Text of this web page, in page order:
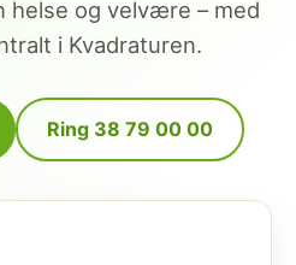
helse og velvære – med
i Kvadraturen.
Ring 38 79 00 00